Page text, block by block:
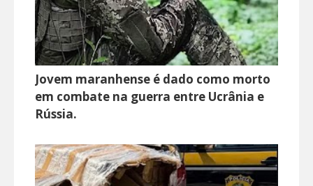
Jovem maranhense é dado como morto
em combate na guerra entre Ucrânia e
Rússia.